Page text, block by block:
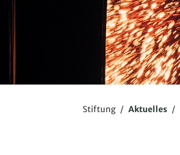
Stiftung / Aktuelles /